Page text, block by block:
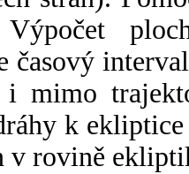
časový
mimo
k
v rovině